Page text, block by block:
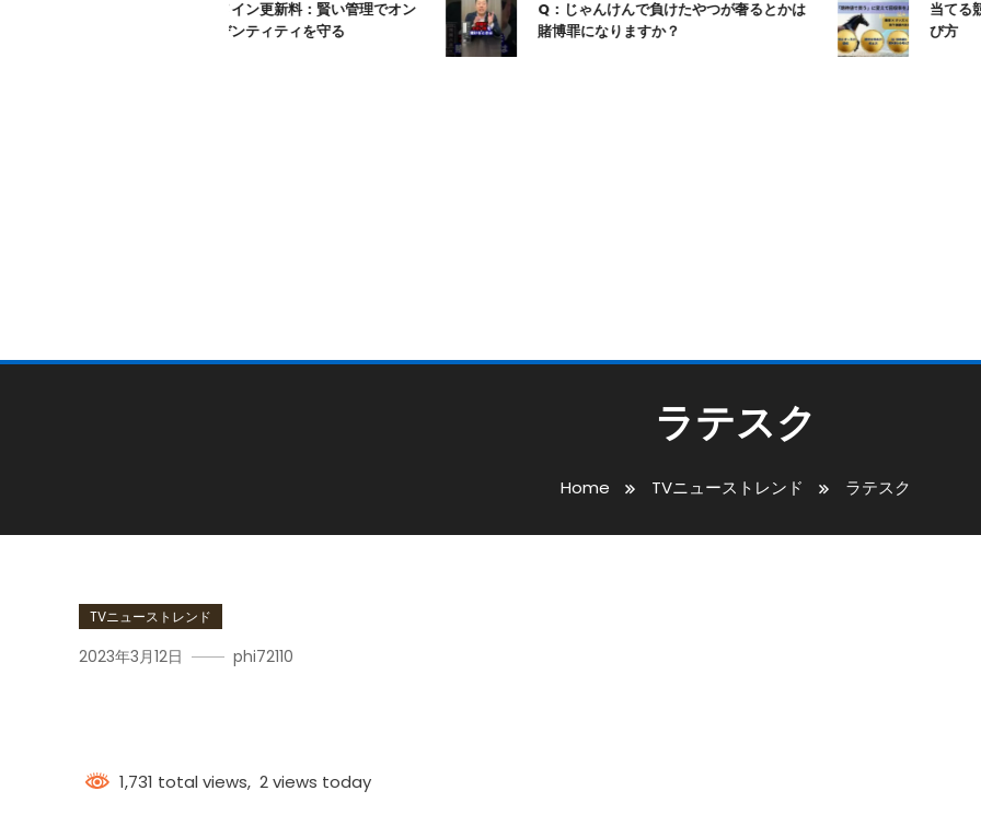
ムームードメイン更新料：賢い管理でオン
ラインアイデンティティを守る
Q：じゃんけんで負けたやつが奢るとかは
賭博罪になりますか？
当てる競馬
び方
ラテスク
Home TVニューストレンド ラテスク
TVニューストレンド
2023年3月12日 phi72110
1,731 total views, 2 views today